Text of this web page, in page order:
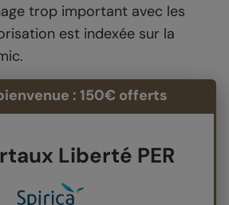
trop important avec les
est indexée sur la
: 150€ offerts
Liberté PER